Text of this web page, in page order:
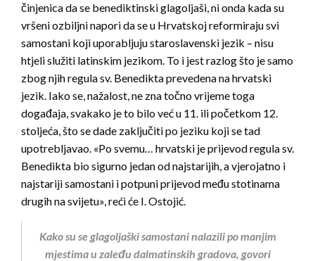
činjenica da se benediktinski glagoljaši, ni onda kada su
vršeni ozbiljni napori da se u Hrvatskoj reformiraju svi
samostani koji uporabljuju staroslavenski jezik – nisu
htjeli služiti latinskim jezikom. To i jest razlog što je samo
zbog njih regula sv. Benedikta prevedena na hrvatski
jezik. Iako se, nažalost, ne zna točno vrijeme toga
događaja, svakako je to bilo već u 11. ili početkom 12.
stoljeća, što se dade zaključiti po jeziku koji se tad
upotrebljavao. «Po svemu… hrvatski je prijevod regula sv.
Benedikta bio sigurno jedan od najstarijih, a vjerojatno i
najstariji samostani i potpuni prijevod među stotinama
drugih na svijetu», reći će I. Ostojić.
Kako su se glagoljaški samostani nalazili po manjim
mjestima u zaleđu dalmatinskih gradova, govori